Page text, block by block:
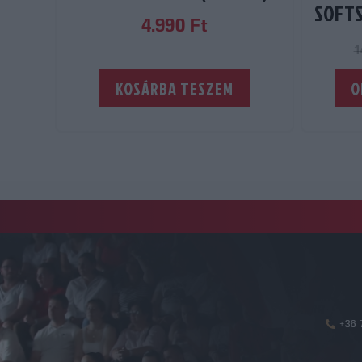
4.990 Ft
KOSÁRBA TESZEM
+36